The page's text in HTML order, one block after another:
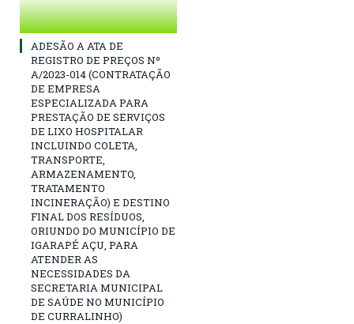
ADESÃO A ATA DE
REGISTRO DE PREÇOS Nº
A/2023-014 (CONTRATAÇÃO
DE EMPRESA
ESPECIALIZADA PARA
PRESTAÇÃO DE SERVIÇOS
DE LIXO HOSPITALAR
INCLUINDO COLETA,
TRANSPORTE,
ARMAZENAMENTO,
TRATAMENTO
INCINERAÇÃO) E DESTINO
FINAL DOS RESÍDUOS,
ORIUNDO DO MUNICÍPIO DE
IGARAPÉ AÇU, PARA
ATENDER AS
NECESSIDADES DA
SECRETARIA MUNICIPAL
DE SAÚDE NO MUNICÍPIO
DE CURRALINHO)